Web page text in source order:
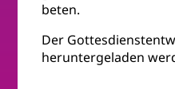
beten.
Der
heruntergeladen